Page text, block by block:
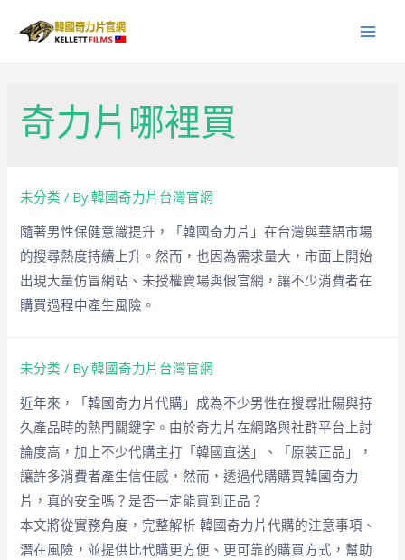
奇力片哪裡買
未分类 / By韓國奇力片台灣官網
隨著男性保健意識提升，「韓國奇力片」在台灣與華語市場
的搜尋熱度持續上升。然而，也因為需求量大，市面上開始
出現大量仿冒網站、未授權賣場與假官網，讓不少消費者在
購買過程中產生風險。
未分类 / By韓國奇力片台灣官網
近年來，「韓國奇力片代購」成為不少男性在搜尋壯陽與持
久產品時的熱門關鍵字。由於奇力片在網路與社群平台上討
論度高，加上不少代購主打「韓國直送」、「原裝正品」，
讓許多消費者產生信任感，然而，透過代購購買韓國奇力
片，真的安全嗎？是否一定能買到正品？
本文將從實務角度，完整解析 韓國奇力片代購的注意事項、
潛在風險，並提供比代購更方便、更可靠的購買方式，幫助